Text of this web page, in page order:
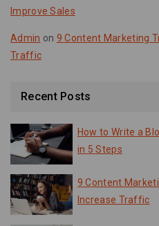
Improve Sales
Admin on 9 Content Marketing
Traffic
Recent Posts
How to Write a
in 5 Steps
9 Content
Increase Traffic